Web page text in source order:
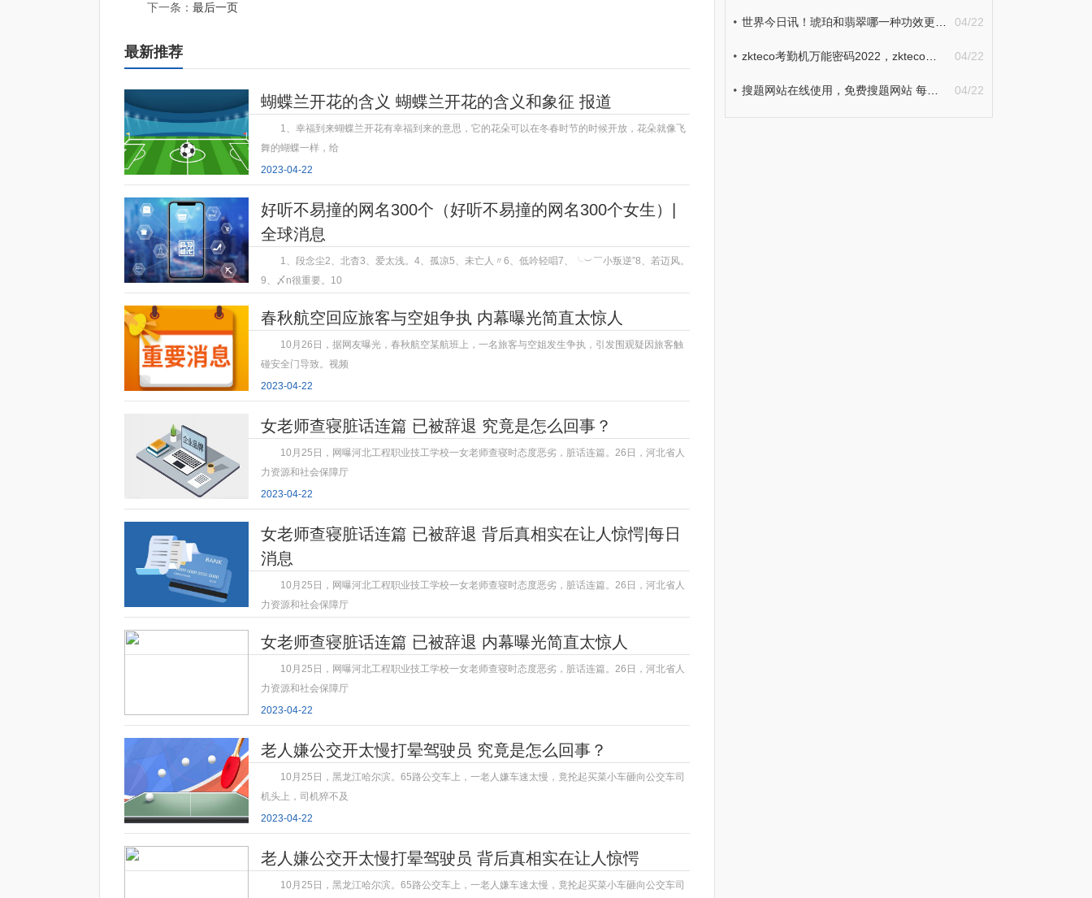
下一条： 最后一页
最新推荐
蝴蝶兰开花的含义 蝴蝶兰开花的含义和象征 报道
1、幸福到来蝴蝶兰开花有幸福到来的意思，它的花朵可以在冬春时节的时候开放，花朵就像飞
舞的蝴蝶一样，给
2023-04-22
好听不易撞的网名300个（好听不易撞的网名300个女生）|
全球消息
1、段念尘2、北杳3、爱太浅。4、孤凉5、未亡人〃6、低吟轻唱7、╰︶￣小叛逆”8、若迈风。
9、〆n很重要。10
春秋航空回应旅客与空姐争执 内幕曝光简直太惊人
10月26日，据网友曝光，春秋航空某航班上，一名旅客与空姐发生争执，引发围观疑因旅客触
碰安全门导致。视频
2023-04-22
女老师查寝脏话连篇 已被辞退 究竟是怎么回事？
10月25日，网曝河北工程职业技工学校一女老师查寝时态度恶劣，脏话连篇。26日，河北省人
力资源和社会保障厅
2023-04-22
女老师查寝脏话连篇 已被辞退 背后真相实在让人惊愕|每日
消息
10月25日，网曝河北工程职业技工学校一女老师查寝时态度恶劣，脏话连篇。26日，河北省人
力资源和社会保障厅
女老师查寝脏话连篇 已被辞退 内幕曝光简直太惊人
10月25日，网曝河北工程职业技工学校一女老师查寝时态度恶劣，脏话连篇。26日，河北省人
力资源和社会保障厅
2023-04-22
老人嫌公交开太慢打晕驾驶员 究竟是怎么回事？
10月25日，黑龙江哈尔滨。65路公交车上，一老人嫌车速太慢，竟抡起买菜小车砸向公交车司
机头上，司机猝不及
2023-04-22
老人嫌公交开太慢打晕驾驶员 背后真相实在让人惊愕
10月25日，黑龙江哈尔滨。65路公交车上，一老人嫌车速太慢，竟抡起买菜小车砸向公交车司
04/22
世界今日讯！琥珀和翡翠哪一种功效更好，琥珀和玛瑙的区别
04/22
zkteco考勤机万能密码2022，zkteco考勤机管理员密码忘记了
04/22
搜题网站在线使用，免费搜题网站 每日热门